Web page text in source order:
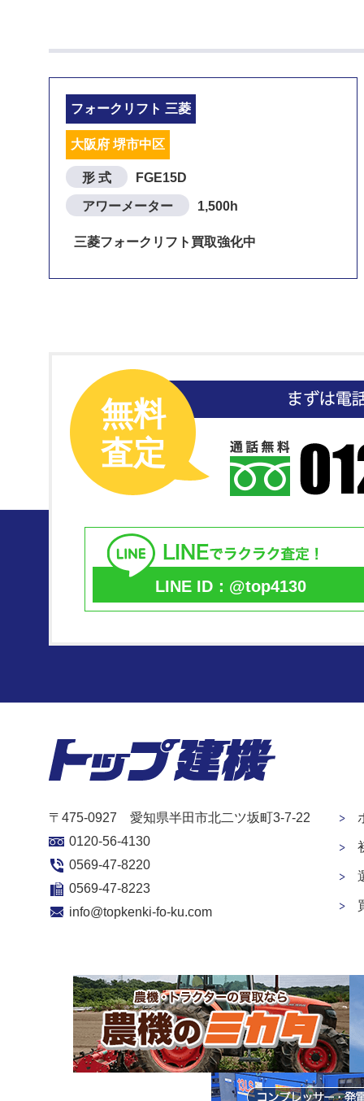
フォークリフト 三菱
大阪府 堺市中区
形 式 FGE15D
アワーメーター 1,500h
三菱フォークリフト買取強化中
無料
査定
LINE ID：@top4130
〒475-0927 愛知県半田市北二ツ坂町3-7-22
0120-56-4130
0569-47-8220
0569-47-8223
info@topkenki-fo-ku.com